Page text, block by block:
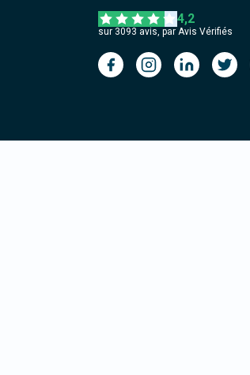
4,2
sur 3093 avis, par Avis Vérifiés